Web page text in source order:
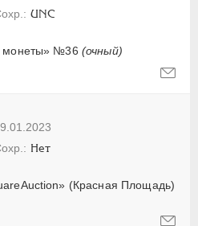
монеты» №36 (очный)
UNC
(Красная Площадь)
Нет